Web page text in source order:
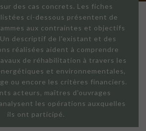
des cas concrets. Les fiches
ci-dessous présentent de
aux contraintes et objectifs
descriptif de l'existant et des
réalisées aident à comprendre
de réhabilitation à travers les
et environnementales,
ou encore les critères financiers.
acteurs, maîtres d'ouvrages
les opérations auxquelles
ils ont participé.